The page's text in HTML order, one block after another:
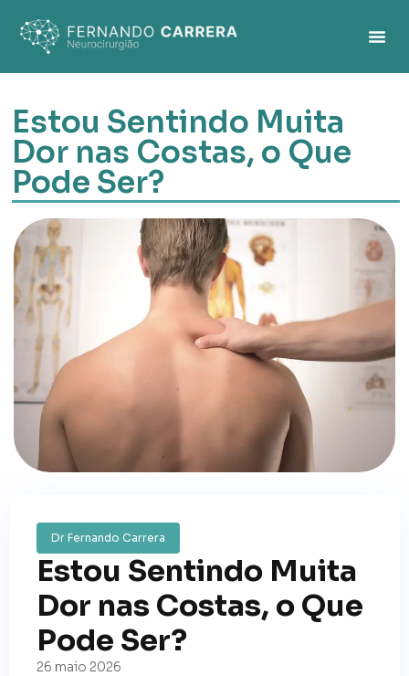
Estou Sentindo Muita
Dor nas Costas, o Que
Pode Ser?
Dr Fernando Carrera
Estou Sentindo Muita
Dor nas Costas, o Que
Pode Ser?
26 maio 2026